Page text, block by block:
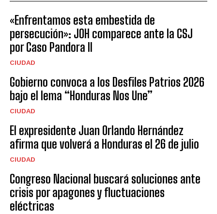
«Enfrentamos esta embestida de
persecución»: JOH comparece ante la CSJ
por Caso Pandora II
CIUDAD
Gobierno convoca a los Desfiles Patrios 2026
bajo el lema “Honduras Nos Une”
CIUDAD
El expresidente Juan Orlando Hernández
afirma que volverá a Honduras el 26 de julio
CIUDAD
Congreso Nacional buscará soluciones ante
crisis por apagones y fluctuaciones
eléctricas